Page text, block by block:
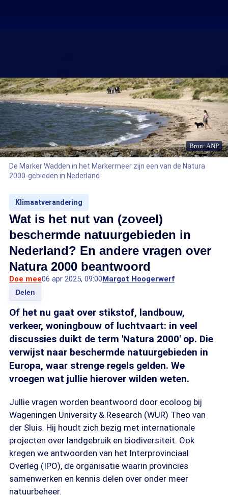
Bron: ANP
De Marker Wadden in het Markermeer zijn een van de Natura
2000-gebieden in Nederland
Klimaatverandering
Wat is het nut van (zoveel)
beschermde natuurgebieden in
Nederland? En andere vragen over
Natura 2000 beantwoord
Doe mee06 apr 2025, 09:00Margot Hoogerwerf
Delen
Of het nu gaat over stikstof, landbouw,
verkeer, woningbouw of luchtvaart: in veel
discussies duikt de term 'Natura 2000' op. Die
verwijst naar beschermde natuurgebieden in
Europa, waar strenge regels gelden. We
vroegen wat jullie hierover wilden weten.
Jullie vragen worden beantwoord door ecoloog bij
Wageningen University & Research (WUR) Theo van
der Sluis. Hij houdt zich bezig met internationale
projecten over landgebruik en biodiversiteit. Ook
kregen we antwoorden van het Interprovinciaal
Overleg (IPO), de organisatie waarin provincies
samenwerken en kennis delen over onder meer
natuurbeheer.